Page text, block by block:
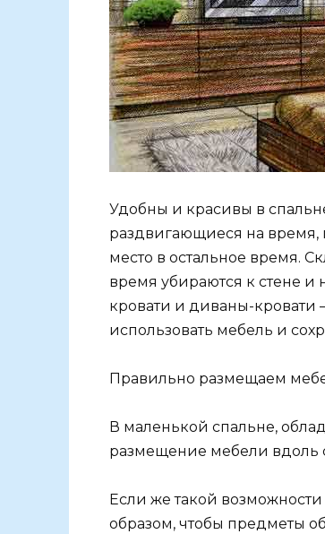
Удобны и красивы в
раздвигающиеся на время,
место в остальное время.
время убираются к стене
кровати и диваны-кровати
использовать мебель и
Правильно размещаем
В маленькой спальне,
размещение мебели вдоль
Если же такой
образом, чтобы предметы